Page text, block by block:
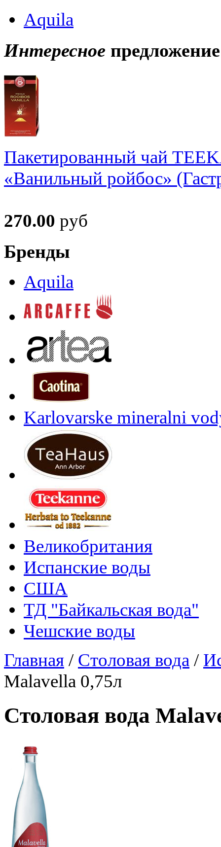
Aquila
Интересное предложение
Пакетированный чай
«Ванильный ройбос»
270.00 руб
Бренды
Aquila
Karlovarske mineralni
Великобритания
Испанские воды
США
ТД "Байкальская вода"
Чешские воды
Главная / Столовая вода /
Malavella 0,75л
Столовая вода